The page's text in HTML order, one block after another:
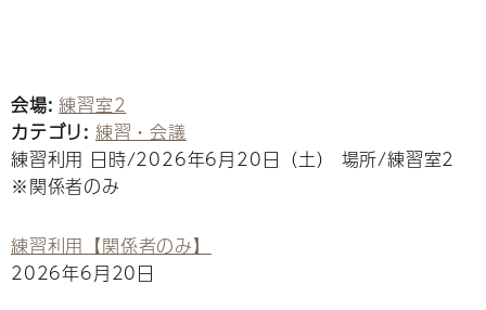
会場: 練習室2
カテゴリ: 練習・会議
練習利用 日時/2026年6月20日（土） 場所/練習室2
※関係者のみ
練習利用【関係者のみ】
2026年6月20日